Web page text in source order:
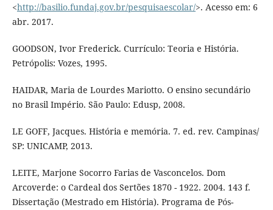
<http://basilio.fundaj.gov.br/pesquisaescolar/>. Acesso em: 6
abr. 2017.
GOODSON, Ivor Frederick. Currículo: Teoria e História.
Petrópolis: Vozes, 1995.
HAIDAR, Maria de Lourdes Mariotto. O ensino secundário
no Brasil Império. São Paulo: Edusp, 2008.
LE GOFF, Jacques. História e memória. 7. ed. rev. Campinas/
SP: UNICAMP, 2013.
LEITE, Marjone Socorro Farias de Vasconcelos. Dom
Arcoverde: o Cardeal dos Sertões 1870 - 1922. 2004. 143 f.
Dissertação (Mestrado em História). Programa de Pós-